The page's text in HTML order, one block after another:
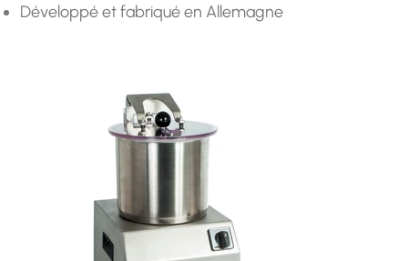
Développé et fabriqué en Allemagne